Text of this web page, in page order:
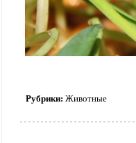
Рубрики: Животные